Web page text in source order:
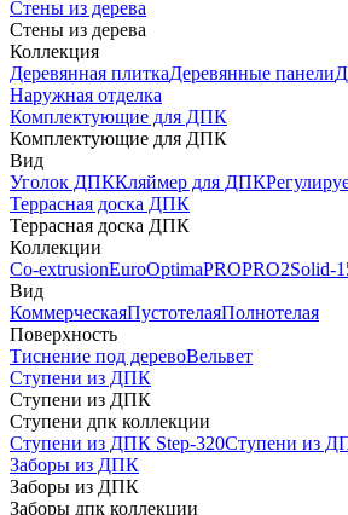
Стены из дерева
Стены из дерева
Коллекция
Деревянная плиткаДеревянные панели
Наружная отделка
Комплектующие для ДПК
Комплектующие для ДПК
Вид
Уголок ДПККляймер для ДПК
Террасная доска ДПК
Террасная доска ДПК
Коллекции
Co-extrusionEuroOptimaPROPRO2Solid-
Вид
КоммерческаяПустотелаяПолнотелая
Поверхность
Тиснение под деревоВельвет
Ступени из ДПК
Ступени из ДПК
Ступени дпк коллекции
Ступени из ДПК Step-320Ступени из
Заборы из ДПК
Заборы из ДПК
Заборы дпк коллекции